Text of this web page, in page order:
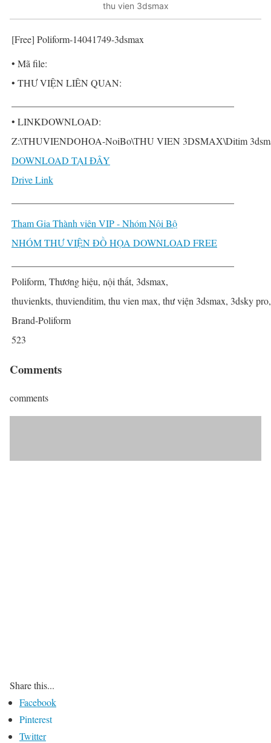
thu vien 3dsmax
[Free] Poliform-14041749-3dsmax
• Mã file:
• THƯ VIỆN LIÊN QUAN:
• LINKDOWNLOAD:
Z:\THUVIENDOHOA-NoiBo\THU VIEN 3DSMAX\Ditim
DOWNLOAD TẠI ĐÂY
Drive Link
Tham Gia Thành viên VIP - Nhóm Nội Bộ
NHÓM THƯ VIỆN ĐỒ HỌA DOWNLOAD FREE
Poliform, Thương hiệu, nội thất, 3dsmax,
thuvienkts, thuvienditim, thu vien max, thư viện 3dsmax, 3dsky
Brand-Poliform
523
Comments
comments
Share this...
Facebook
Pinterest
Twitter